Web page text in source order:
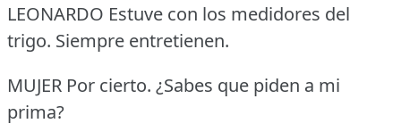
LEONARDO Estuve con los medidores del
trigo. Siempre entretienen.
MUJER Por cierto. ¿Sabes que piden a mi
prima?